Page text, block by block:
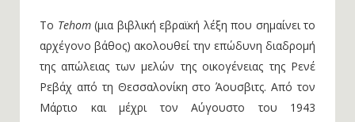
Το Tehom(μια βιβλική εβραϊκή λέξη που σημαίνει το
αρχέγονο βάθος) ακολουθεί την επώδυνη διαδρομή
της απώλειας των μελών της οικογένειας της Ρενέ
Ρεβάχ από τη Θεσσαλονίκη στο Άουσβιτς. Από τον
Μάρτιο και μέχρι τον Αύγουστο του 1943